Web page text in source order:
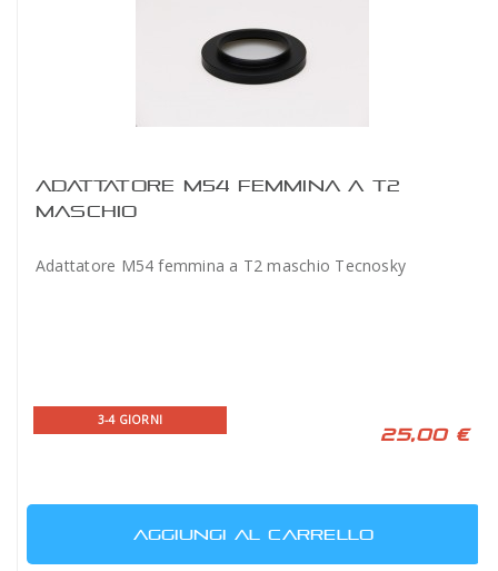
ADATTATORE M54 FEMMINA A T2
MASCHIO
Adattatore M54 femmina a T2 maschio Tecnosky
3-4 GIORNI
25,00 €
AGGIUNGI AL CARRELLO